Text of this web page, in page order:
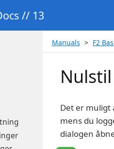
// 13
Manuals F2
Det er muligt
mens du
dialogen